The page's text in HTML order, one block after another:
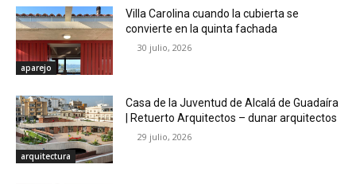
aparejo
Villa Carolina cuando la cubierta se
convierte en la quinta fachada
30 julio, 2026
arquitectura
Casa de la Juventud de Alcalá de Guadaíra
| Retuerto Arquitectos – dunar arquitectos
29 julio, 2026